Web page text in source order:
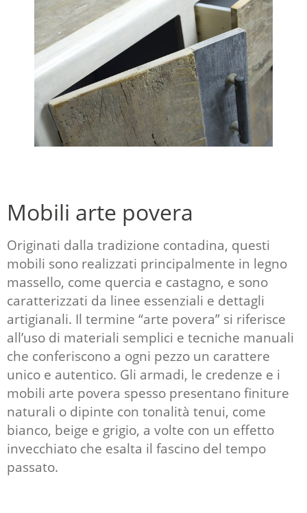
Mobili arte povera
Originati dalla tradizione contadina, questi
mobili sono realizzati principalmente in legno
massello, come quercia e castagno, e sono
caratterizzati da linee essenziali e dettagli
artigianali. Il termine “arte povera” si riferisce
all’uso di materiali semplici e tecniche manuali
che conferiscono a ogni pezzo un carattere
unico e autentico. Gli armadi, le credenze e i
mobili arte povera spesso presentano finiture
naturali o dipinte con tonalità tenui, come
bianco, beige e grigio, a volte con un effetto
invecchiato che esalta il fascino del tempo
passato.